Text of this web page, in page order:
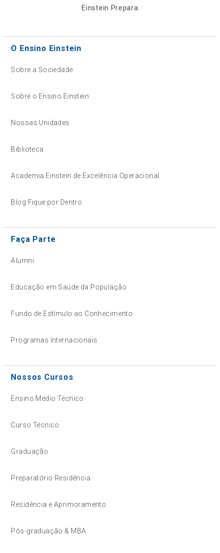
Einstein Prepara
O Ensino Einstein
Sobre a Sociedade
Sobre o Ensino Einstein
Nossas Unidades
Biblioteca
Academia Einstein de Excelência Operacional
Blog Fique por Dentro
Faça Parte
Alumni
Educação em Saúde da População
Fundo de Estímulo ao Conhecimento
Programas Internacionais
Nossos Cursos
Ensino Médio Técnico
Curso Técnico
Graduação
Preparatório Residência
Residência e Aprimoramento
Pós-graduação & MBA